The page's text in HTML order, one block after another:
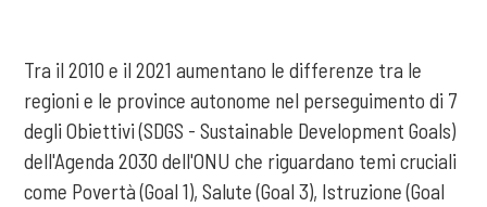
Tra il 2010 e il 2021 aumentano le differenze tra le
regioni e le province autonome nel perseguimento di 7
degli Obiettivi (SDGS - Sustainable Development Goals)
dell'Agenda 2030 dell'ONU che riguardano temi cruciali
come Povertà (Goal 1), Salute (Goal 3), Istruzione (Goal